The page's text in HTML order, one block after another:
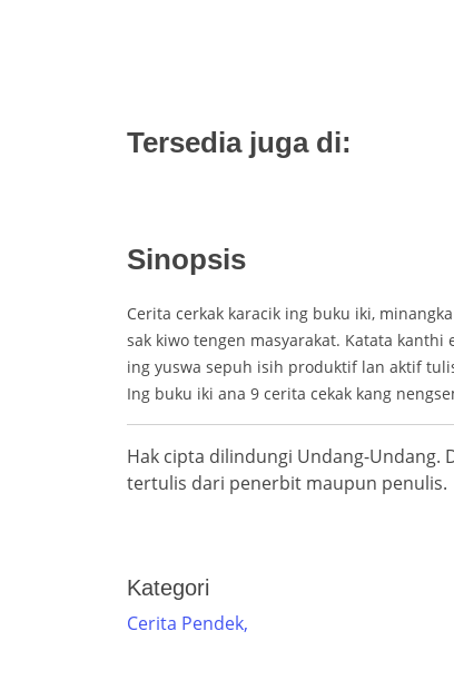
Tersedia juga di:
Sinopsis
Cerita cerkak karacik ing buku iki,
sak kiwo tengen masyarakat. Katata
ing yuswa sepuh isih produktif lan aktif
Ing buku iki ana 9 cerita cekak kang
Hak cipta dilindungi Undang-
tertulis dari penerbit maupun penulis.
Kategori
Cerita Pendek,